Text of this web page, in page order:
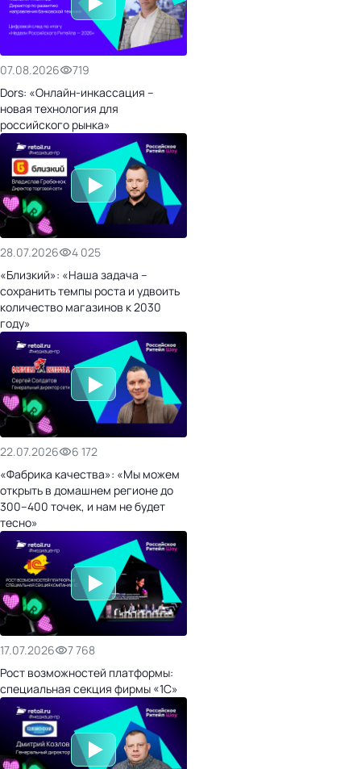
07.08.2026
719
Dors: «Онлайн-инкассация –
новая технология для
российского рынка»
28.07.2026
4 025
«Близкий»: «Наша задача –
сохранить темпы роста и удвоить
количество магазинов к 2030
году»
22.07.2026
6 172
«Фабрика качества»: «Мы можем
открыть в домашнем регионе до
300–400 точек, и нам не будет
тесно»
17.07.2026
7 768
Рост возможностей платформы:
специальная секция фирмы «1С»